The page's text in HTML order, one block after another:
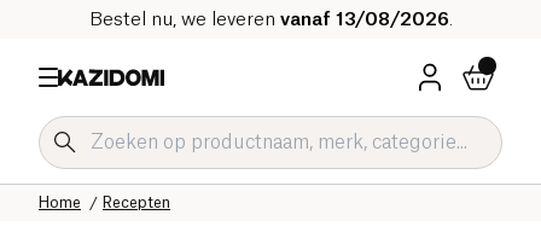
Bestel nu, we leveren vanaf 13/08/2026
Recepten
Home